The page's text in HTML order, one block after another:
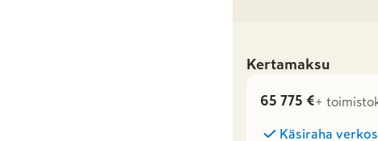
Kertamaksu
65 775 €+
Käsiraha